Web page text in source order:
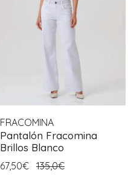
FRACOMINA
Pantalón Fracomina
Brillos Blanco
67,50€ 135,0€